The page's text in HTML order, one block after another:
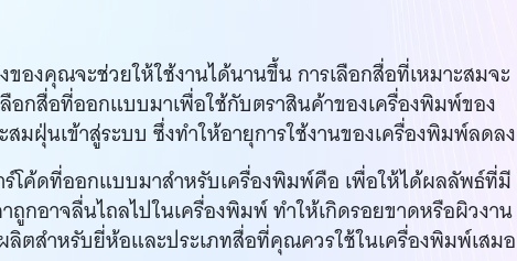
องคุณจะช่วยให้ใช้งานได้นานขึ้น การเลือกสื่อที่เหมาะสมจะ
อกสื่อที่ออกแบบมาเพื่อใช้กับตราสินค้าของเครื่องพิมพ์ของ
มฝุ่นเข้าสู่ระบบ ซึ่งทำให้อายุการใช้งานของเครื่องพิมพ์ลดลง
โค้ดที่ออกแบบมาสำหรับเครื่องพิมพ์คือ เพื่อให้ได้ผลลัพธ์ที่มี
กอาจลื่นไถลไปในเครื่องพิมพ์ ทำให้เกิดรอยขาดหรือผิวงาน
ตสำหรับยี่ห้อและประเภทสื่อที่คุณควรใช้ในเครื่องพิมพ์เสมอ